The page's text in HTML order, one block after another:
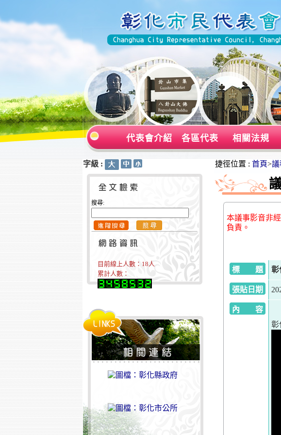
代表會介紹 各區代表 相關法規
字級 :
搜尋:
目前線上人數： 18人
累計人數：
捷徑位置 : 首頁>議
本議事影音非
負責。
標 題
彰
張貼日期
內 容
彰